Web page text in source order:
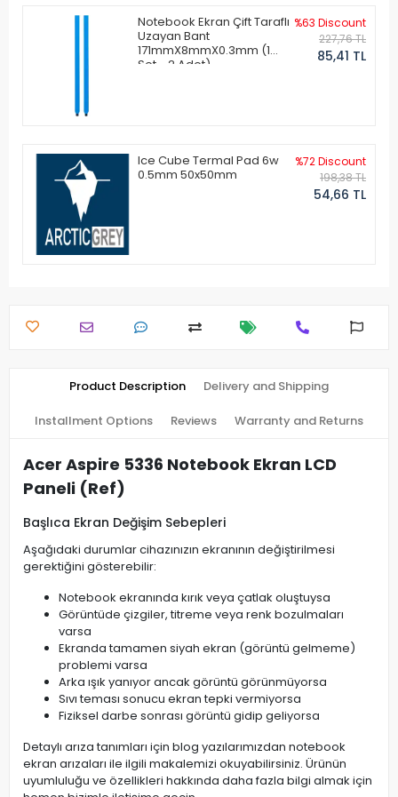
Notebook Ekran Çift Taraflı
Uzayan Bant
171mmX8mmX0.3mm (1
Set - 2 Adet)
%63 Discount
227,76 TL
85,41 TL
Ice Cube Termal Pad 6w
0.5mm 50x50mm
%72 Discount
198,38 TL
54,66 TL
Product Description Delivery and Shipping
Installment Options Reviews Warranty and Returns
Acer Aspire 5336 Notebook Ekran LCD
Paneli (Ref)
Başlıca Ekran Değişim Sebepleri
Aşağıdaki durumlar cihazınızın ekranının değiştirilmesi
gerektiğini gösterebilir:
Notebook ekranında kırık veya çatlak oluştuysa
Görüntüde çizgiler, titreme veya renk bozulmaları
varsa
Ekranda tamamen siyah ekran (görüntü gelmeme)
problemi varsa
Arka ışık yanıyor ancak görüntü görünmüyorsa
Sıvı teması sonucu ekran tepki vermiyorsa
Fiziksel darbe sonrası görüntü gidip geliyorsa
Detaylı arıza tanımları için blog yazılarımızdan notebook
ekran arızaları ile ilgili makalemizi okuyabilirsiniz. Ürünün
uyumluluğu ve özellikleri hakkında daha fazla bilgi almak için